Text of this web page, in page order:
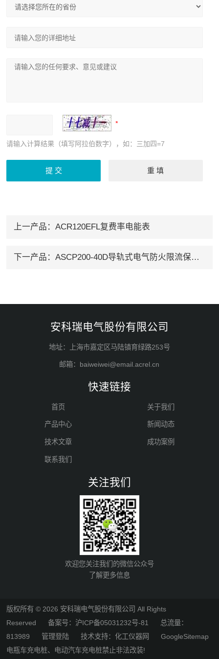
请输入计算结果（填写阿拉伯数字），如：三加四=7
上一产品： ACR120EFL复费率电能表
下一产品： ASCP200-40D导轨式电气防火限流保护器
安科瑞电气股份有限公司
地址：上海市嘉定区马陆镇育绿路253号
邮箱：baiweiwei@email.acrel.cn
快速链接
首页 关于我们
产品中心 新闻动态
技术文章 成功案例
联系我们
关注我们
欢迎您关注我们的微信公众号
了解更多信息
版权所有 © 2026 安科瑞电气股份有限公司 All Rights
Reserved备案号：沪ICP备05031232号-81
总流量：
813989 管理登陆 技术支持：化工仪器网
GoogleSitemap
电瓶车充电桩、电动汽车充电桩禁止非法改装!